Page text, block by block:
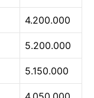
4.200.000
5.200.000
5.150.000